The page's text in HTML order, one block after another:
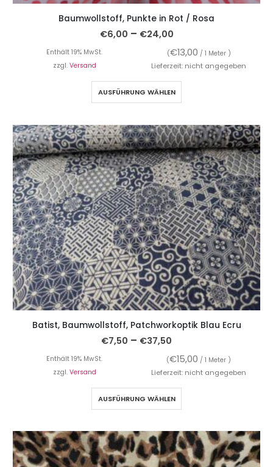
Baumwollstoff, Punkte in Rot / Rosa
€6,00 – €24,00
Enthält 19% MwSt. (€13,00 / 1 Meter )
zzgl. Versand Lieferzeit: nicht angegeben
AUSFÜHRUNG WÄHLEN
Batist, Baumwollstoff, Patchworkoptik Blau Ecru
€7,50 – €37,50
Enthält 19% MwSt. (€15,00 / 1 Meter )
zzgl. Versand Lieferzeit: nicht angegeben
AUSFÜHRUNG WÄHLEN